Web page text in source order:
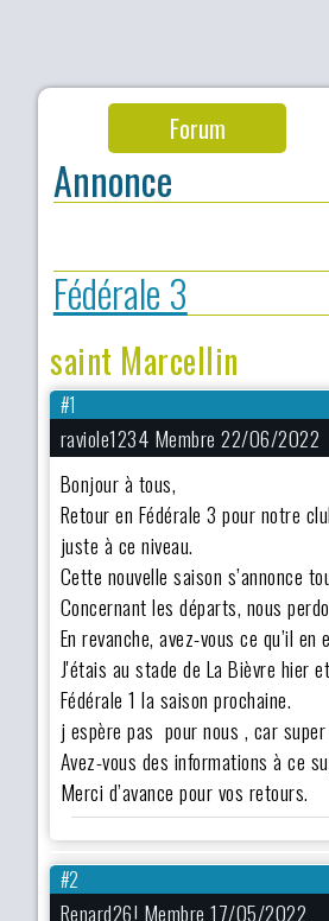
Forum
Annonce
Fédérale 3
saint Marcellin
#1
raviole1234 Membre 22/06/2022
Bonjour à tous,
Retour en Fédérale 3 pour notre
juste à ce niveau.
Cette nouvelle saison s’annonce
Concernant les départs, nous
En revanche, avez-vous ce qu’il
J'étais au stade de La Bièvre hier
Fédérale 1 la saison prochaine.
j espère pas pour nous , car
Avez-vous des informations à ce
Merci d’avance pour vos retours.
#2
Renard26! Membre 17/05/2022